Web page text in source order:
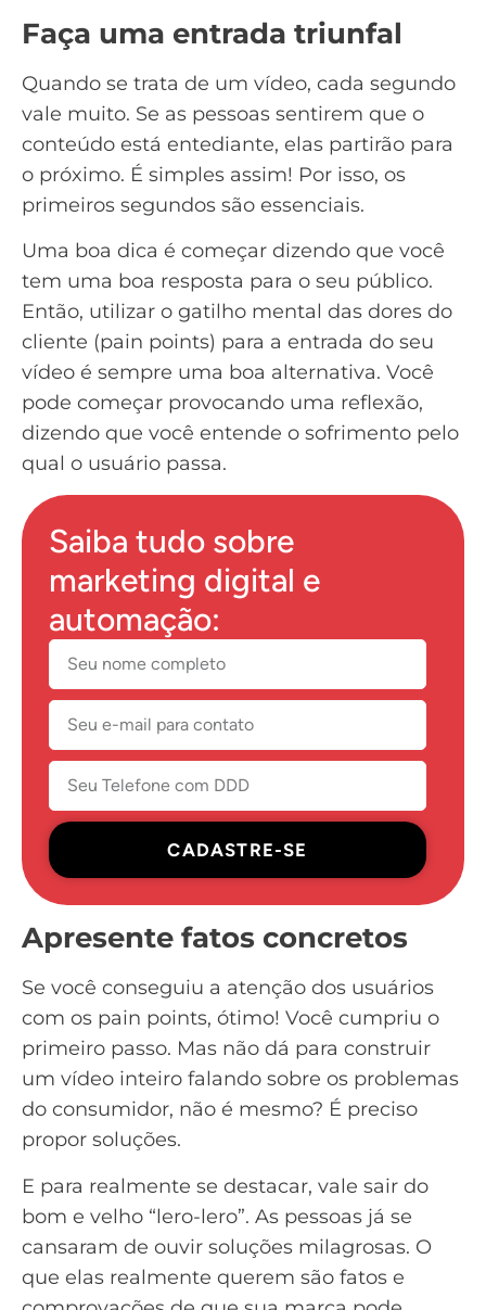
Faça uma entrada triunfal
Quando se trata de um vídeo, cada segundo
vale muito. Se as pessoas sentirem que o
conteúdo está entediante, elas partirão para
o próximo. É simples assim! Por isso, os
primeiros segundos são essenciais.
Uma boa dica é começar dizendo que você
tem uma boa resposta para o seu público.
Então, utilizar o gatilho mental das dores do
cliente (pain points) para a entrada do seu
vídeo é sempre uma boa alternativa. Você
pode começar provocando uma reflexão,
dizendo que você entende o sofrimento pelo
qual o usuário passa.
Saiba tudo sobre
marketing digital e
automação:
CADASTRE-SE
Apresente fatos concretos
Se você conseguiu a atenção dos usuários
com os pain points, ótimo! Você cumpriu o
primeiro passo. Mas não dá para construir
um vídeo inteiro falando sobre os problemas
do consumidor, não é mesmo? É preciso
propor soluções.
E para realmente se destacar, vale sair do
bom e velho “lero-lero”. As pessoas já se
cansaram de ouvir soluções milagrosas. O
que elas realmente querem são fatos e